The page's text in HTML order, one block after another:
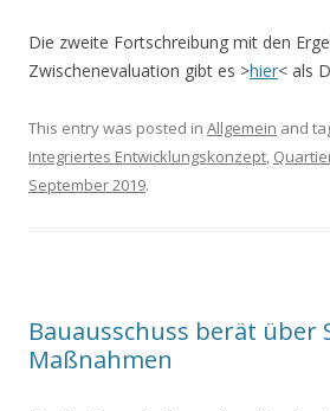
Die zweite Fortschreibung mit den
Zwischenevaluation gibt es >hier< als
This entry was posted in Allgemein and
Integriertes Entwicklungskonzept,
September 2019.
Bauausschuss berät über
Maßnahmen